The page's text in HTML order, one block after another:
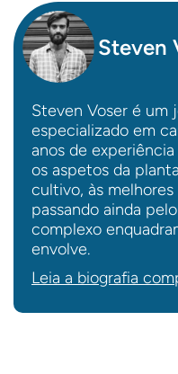
Steven
Steven Voser é um
especializado em
anos de
os aspetos da
cultivo, às
passando ainda
complexo
envolve.
Leia a biografia